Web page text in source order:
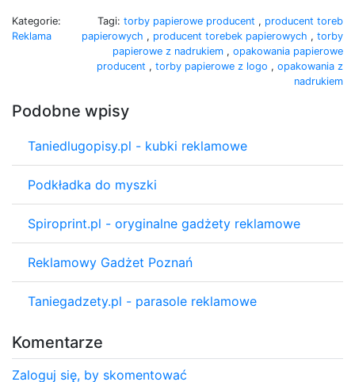
Kategorie:
Reklama
Tagi: torby papierowe producent , producent toreb
papierowych , producent torebek papierowych , torby
papierowe z nadrukiem , opakowania papierowe
producent , torby papierowe z logo , opakowania z
nadrukiem
Podobne wpisy
Taniedlugopisy.pl - kubki reklamowe
Podkładka do myszki
Spiroprint.pl - oryginalne gadżety reklamowe
Reklamowy Gadżet Poznań
Taniegadzety.pl - parasole reklamowe
Komentarze
Zaloguj się, by skomentować